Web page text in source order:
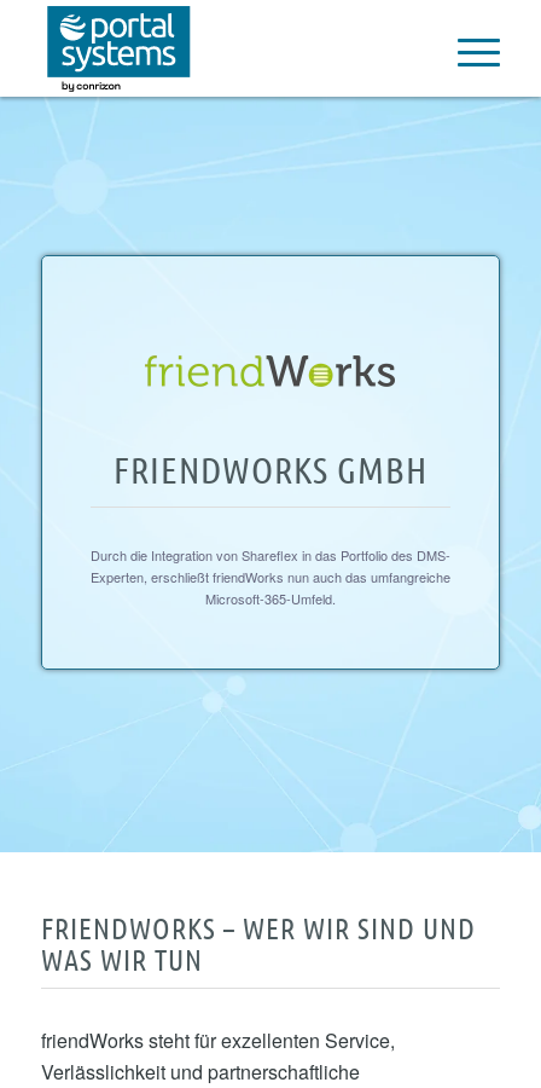
FRIENDWORKS GMBH
Durch die Integration von Shareflex in das Portfolio des DMS-
Experten, erschließt friendWorks nun auch das umfangreiche
Microsoft-365-Umfeld.
FRIENDWORKS – WER WIR SIND UND
WAS WIR TUN
friendWorks steht für exzellenten Service,
Verlässlichkeit und partnerschaftliche